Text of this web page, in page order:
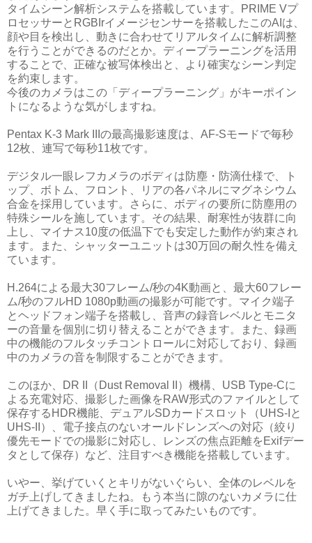
タイムシーン解析システムを搭載しています。PRIME Vプ
ロセッサーとRGBIrイメージセンサーを搭載したこのAIは、
顔や目を検出し、動きに合わせてリアルタイムに解析調整
を行うことができるのだとか。ディープラーニングを活用
することで、正確な被写体検出と、より確実なシーン判定
を約束します。
今後のカメラはこの「ディープラーニング」がキーポイン
トになるような気がしますね。
Pentax K-3 Mark IIIの最高撮影速度は、AF-Sモードで毎秒
12枚、連写で毎秒11枚です。
デジタル一眼レフカメラのボディは防塵・防滴仕様で、ト
ップ、ボトム、フロント、リアの各パネルにマグネシウム
合金を採用しています。さらに、ボディの要所に防塵用の
特殊シールを施しています。その結果、耐寒性が抜群に向
上し、マイナス10度の低温下でも安定した動作が約束され
ます。また、シャッターユニットは30万回の耐久性を備え
ています。
H.264による最大30フレーム/秒の4K動画と、最大60フレー
ム/秒のフルHD 1080p動画の撮影が可能です。マイク端子
とヘッドフォン端子を搭載し、音声の録音レベルとモニタ
ーの音量を個別に切り替えることができます。また、録画
中の機能のフルタッチコントロールに対応しており、録画
中のカメラの音を制限することができます。
このほか、DR II（Dust Removal II）機構、USB Type-Cに
よる充電対応、撮影した画像をRAW形式のファイルとして
保存するHDR機能、デュアルSDカードスロット（UHS-Iと
UHS-II）、電子接点のないオールドレンズへの対応（絞り
優先モードでの撮影に対応し、レンズの焦点距離をExifデー
タとして保存）など、注目すべき機能を搭載しています。
いやー、挙げていくとキリがないぐらい、全体のレベルを
ガチ上げしてきましたね。もう本当に隙のないカメラに仕
上げてきました。早く手に取ってみたいものです。